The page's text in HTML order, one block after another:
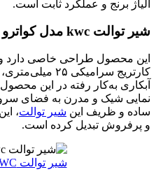
آلیاژ برنج و عملکرد ثابت است.
شیر توالت kwc مدل کواترو
این محصول طراحی خاصی
کارتریج
آبکاری به‌کار رفته در این
نمایی شیک و مدرن به فضای
ساده و ظریف این شیر توالت،
و پرفروش تبدیل کرده است.
شیر توالت KWC